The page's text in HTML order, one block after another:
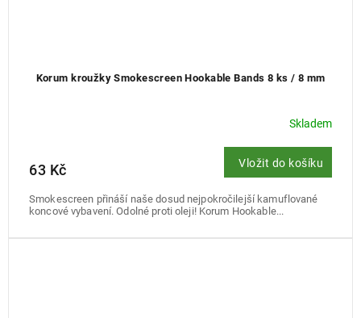
Korum kroužky Smokescreen Hookable Bands 8 ks / 8 mm
Skladem
63 Kč Vložit do košíku
Smokescreen přináší naše dosud nejpokročilejší kamuflované
koncové vybavení. Odolné proti oleji! Korum Hookable...